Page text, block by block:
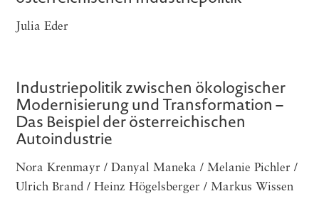
Julia Eder
Industriepolitik zwischen ökologischer
Modernisierung und Transformation –
Das Beispiel der österreichischen
Autoindustrie
Nora Krenmayr / Danyal Maneka / Melanie Pichler /
Ulrich Brand / Heinz Högelsberger / Markus Wissen